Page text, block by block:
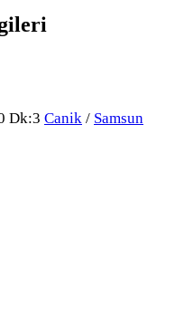
Dk:3 Canik / Samsun